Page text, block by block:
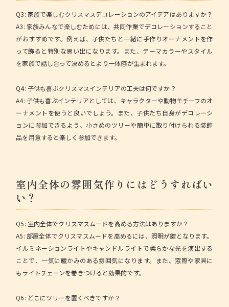
Q3: 家族で楽しむクリスマスデコレーションのアイデアはありますか？
A3: 家族みんなで楽しむためには、共同作業でデコレーションすること
がおすすめです。例えば、子供たちと一緒に手作りオーナメントを作
って飾ると特別な思い出になります。また、テーマカラーやスタイル
を家族で話し合って決めるとより一体感が生まれます。
Q4: 子供も喜ぶクリスマスインテリアの工夫は何ですか？
A4: 子供も喜ぶインテリアとしては、キャラクターや動物モチーフのオ
ーナメントを使うと良いでしょう。また、子供たち自身がデコレーシ
ョンに参加できるよう、小さめのツリーや簡単に取り付けられる装飾
品を用意すると楽しく参加できます。
室内全体の雰囲気作りにはどうすればい
い？
Q5: 室内全体でクリスマスムードを高める方法はありますか？
A5: 部屋全体でクリスマスムードを高めるには、照明が鍵となります。
イルミネーションライトやキャンドルライトで柔らかな光を演出する
ことで、一気に暖かみのある雰囲気になります。また、窓際や家具に
もライトチェーンを巻きつけると効果的です。
Q6: どこにツリーを置くべきですか？